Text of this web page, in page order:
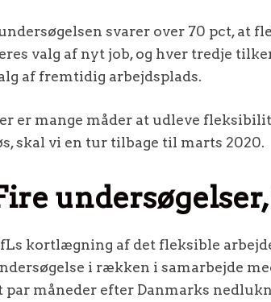
svarer over 70 pct, at
valg af nyt job, og hver tredje
af fremtidig arbejdsplads.
er mange måder at udleve
skal vi en tur tilbage til marts 2020.
kortlægning af det fleksible
i rækken i samarbejde
par måneder efter Danmarks